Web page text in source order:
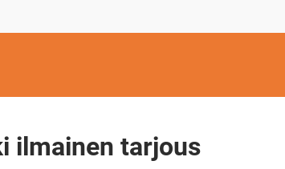
ilmainen tarjous